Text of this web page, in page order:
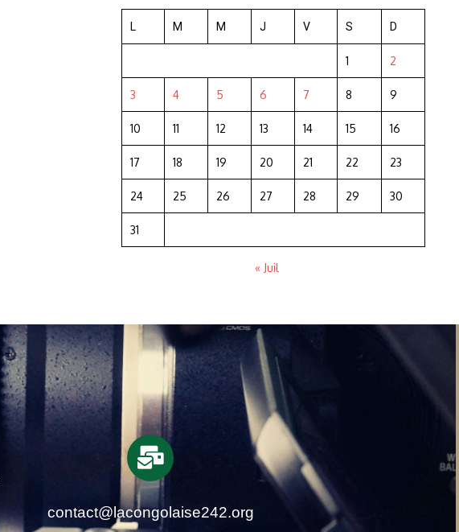
L M M J V S D
1 2
3 4 5 6 7 8 9
10 11 12 13 14 15 16
17 18 19 20 21 22 23
24 25 26 27 28 29 30
31
« Juil
contact@lacongolaise242.org